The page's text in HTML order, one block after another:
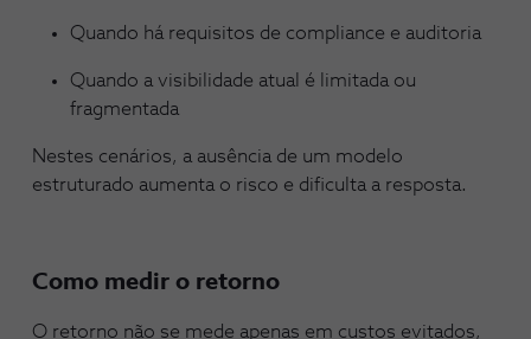
Quando há requisitos de compliance e auditoria
Quando a visibilidade atual é limitada ou
fragmentada
Nestes cenários, a ausência de um modelo
estruturado aumenta o risco e dificulta a resposta.
Como medir o retorno
O retorno não se mede apenas em custos evitados,